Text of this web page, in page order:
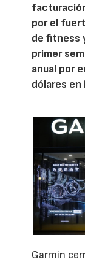
por el
de fitness
primer
anual por
dólares en
Garmin